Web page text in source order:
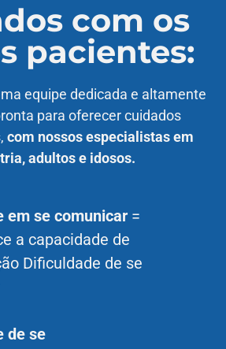
com os
pacientes:
equipe dedicada e altamente
para oferecer cuidados
com nossos especialistas em
adultos e idosos.
em se comunicar =
a capacidade de
Dificuldade de se
de se